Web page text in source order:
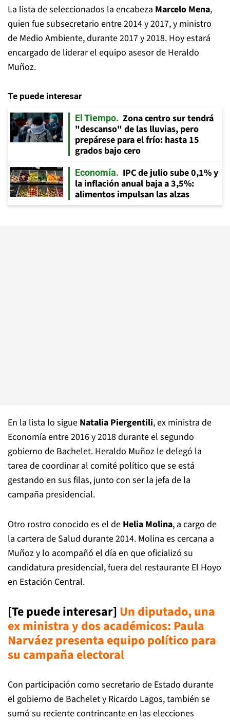
La lista de seleccionados la encabeza Marcelo Mena,
quien fue subsecretario entre 2014 y 2017, y ministro
de Medio Ambiente, durante 2017 y 2018. Hoy estará
encargado de liderar el equipo asesor de Heraldo
Muñoz.
Te puede interesar
El Tiempo
Zona centro sur tendrá
"descanso" de las lluvias, pero
prepárese para el frío: hasta 15
grados bajo cero
Economía
IPC de julio sube 0,1% y
la inflación anual baja a 3,5%:
alimentos impulsan las alzas
En la lista lo sigue Natalia Piergentili, ex ministra de
Economía entre 2016 y 2018 durante el segundo
gobierno de Bachelet. Heraldo Muñoz le delegó la
tarea de coordinar al comité político que se está
gestando en sus filas, junto con ser la jefa de la
campaña presidencial.
Otro rostro conocido es el de Helia Molina, a cargo de
la cartera de Salud durante 2014. Molina es cercana a
Muñoz y lo acompañó el día en que oficializó su
candidatura presidencial, fuera del restaurante El Hoyo
en Estación Central.
[Te puede interesar] Un diputado, una
ex ministra y dos académicos: Paula
Narváez presenta equipo político para
su campaña electoral
Con participación como secretario de Estado durante
el gobierno de Bachelet y Ricardo Lagos, también se
sumó su reciente contrincante en las elecciones